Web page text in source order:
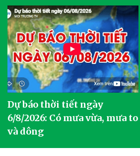
Dự báo thời tiết ngày
6/8/2026: Có mưa vừa, mưa to
và dông